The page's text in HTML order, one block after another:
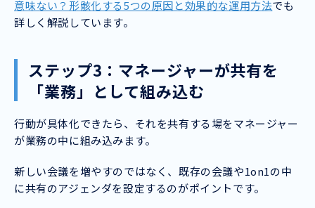
意味ない？形骸化する5つの原因と効果的な運用方法でも
詳しく解説しています。
ステップ3：マネージャーが共有を
「業務」として組み込む
行動が具体化できたら、それを共有する場をマネージャー
が業務の中に組み込みます。
新しい会議を増やすのではなく、既存の会議や1on1の中
に共有のアジェンダを設定するのがポイントです。